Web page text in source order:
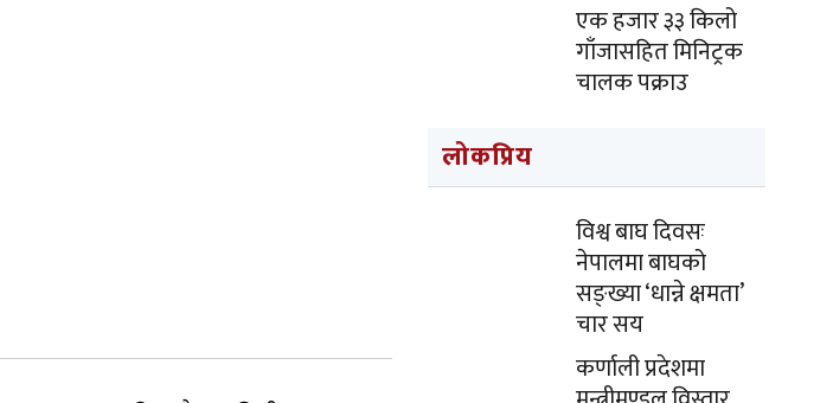
एक हजार ३३ किलो
गाँजासहित मिनिट्रक
चालक पक्राउ
लोकप्रिय
विश्व बाघ दिवसः
नेपालमा बाघको
सङ्ख्या ‘धान्ने क्षमता’
चार सय
कर्णाली प्रदेशमा